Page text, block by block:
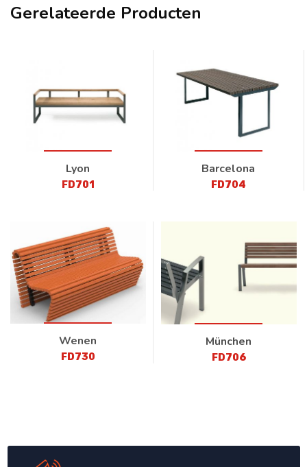
Gerelateerde Producten
Lyon
FD701
Barcelona
FD704
Wenen
FD730
München
FD706